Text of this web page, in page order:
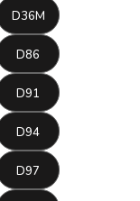
D36M
D86
D91
D94
D97